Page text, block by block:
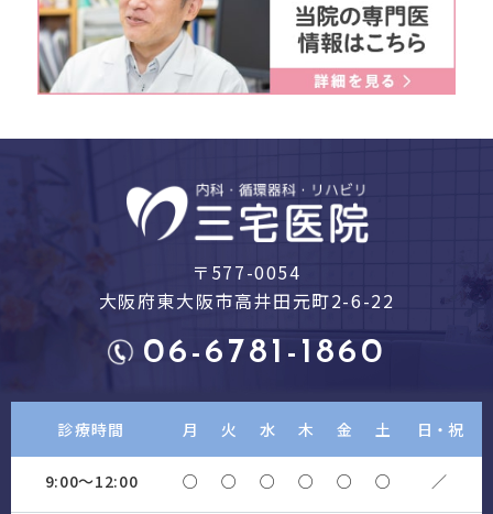
〒577-0054
大阪府東大阪市高井田元町2-6-22
06-6781-1860
診療時間 月 火 水 木 金 土 日・祝
9:00～12:00 ○ ○ ○ ○ ○ ○ ／